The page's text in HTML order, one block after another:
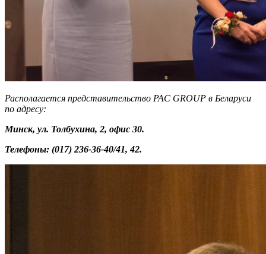
Располагается представительство PAC GROUP в Беларуси
по адресу:
Минск, ул. Толбухина, 2, офис 30.
Телефоны: (017) 236-36-40/41, 42.